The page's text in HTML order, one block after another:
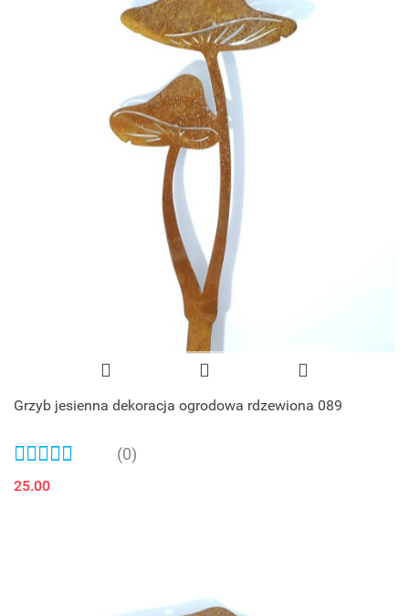
Grzyb jesienna dekoracja ogrodowa rdzewiona 089
(0)
25.00